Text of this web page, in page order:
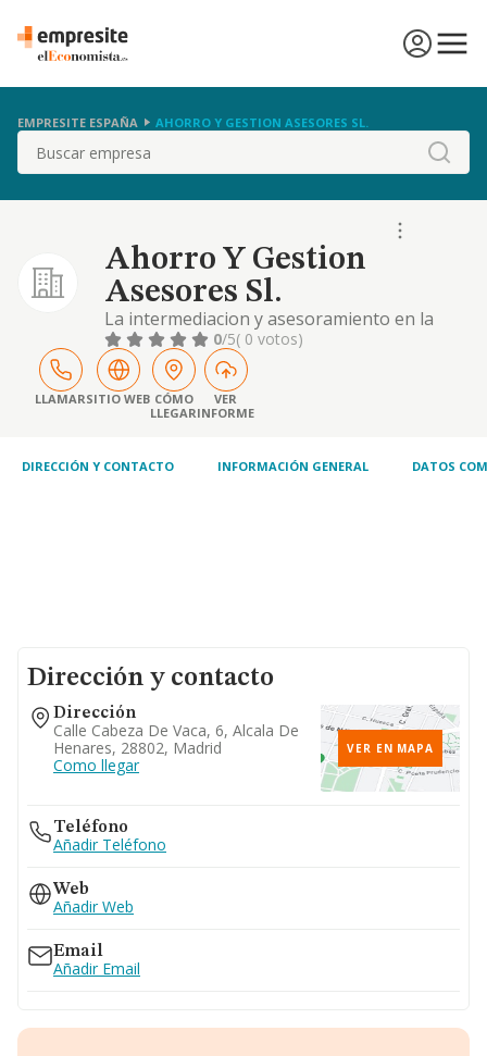
EMPRESITE ESPAÑA AHORRO Y GESTION ASESORES SL.
Buscar
Ahorro Y Gestion
Asesores Sl.
La intermediacion y asesoramiento en la
compraventa, venta o arrendamientode toda
clase de fincas tanto rusticas como urbanas.
0/5( 0 votos)
LLAMARSITIO WEB CÓMO
LLEGAR
VER
INFORME
DIRECCIÓN Y CONTACTO INFORMACIÓN GENERAL DATOS
Dirección y contacto
Dirección
Calle Cabeza De Vaca, 6, Alcala De
Henares, 28802, Madrid
Como llegar
VER EN MAPA
Teléfono
Añadir Teléfono
Web
Añadir Web
Email
Añadir Email